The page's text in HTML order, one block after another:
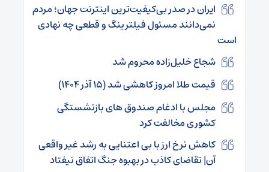
ایران در صدر بی‌کیفیت‌ترین اینترنت جهان؛ مردم
نمی‌دانند مسئول فیلترینگ و قطعی چه نهادی‌
است
شجاع خلیل‌زاده محروم شد
قیمت طلا امروز کاهشی شد (۱۵ آذر ۱۴۰۴)
مجلس با ادغام صندوق‌ های بازنشستگی
کشوری مخالفت کرد
کاهش نرخ ارز با بی اعتنایی به رشد غیر واقعی
آن| تقاضای کاذب در بهبوه جنگ اتفاق نیفتاد